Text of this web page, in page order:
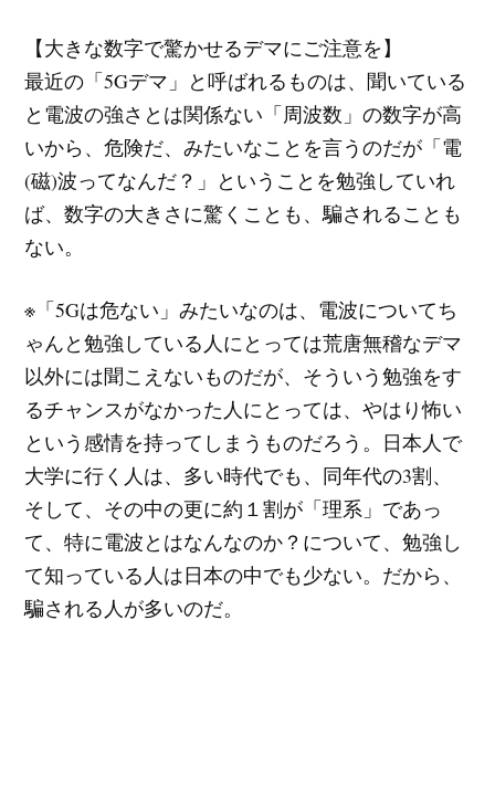
【大きな数字で驚かせるデマにご注意を】
最近の「5Gデマ」と呼ばれるものは、聞いている
と電波の強さとは関係ない「周波数」の数字が高
いから、危険だ、みたいなことを言うのだが「電
(磁)波ってなんだ？」ということを勉強していれ
ば、数字の大きさに驚くことも、騙されることも
ない。
※「5Gは危ない」みたいなのは、電波についてち
ゃんと勉強している人にとっては荒唐無稽なデマ
以外には聞こえないものだが、そういう勉強をす
るチャンスがなかった人にとっては、やはり怖い
という感情を持ってしまうものだろう。日本人で
大学に行く人は、多い時代でも、同年代の3割、
そして、その中の更に約１割が「理系」であっ
て、特に電波とはなんなのか？について、勉強し
て知っている人は日本の中でも少ない。だから、
騙される人が多いのだ。